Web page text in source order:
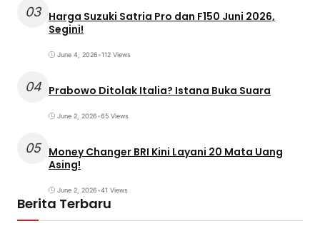
03 Harga Suzuki Satria Pro dan F150 Juni 2026,
Segini!
June 4, 2026•112 Views
04 Prabowo Ditolak Italia? Istana Buka Suara
June 2, 2026•65 Views
05 Money Changer BRI Kini Layani 20 Mata Uang
Asing!
June 2, 2026•41 Views
Berita Terbaru